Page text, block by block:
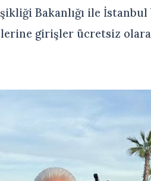
Bakanlığı ile
girişler ücretsiz